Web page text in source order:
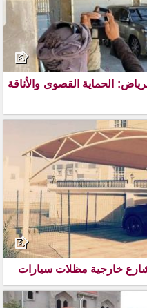
الحماية القصوى والأناقة
خارجية مظلات سيارات